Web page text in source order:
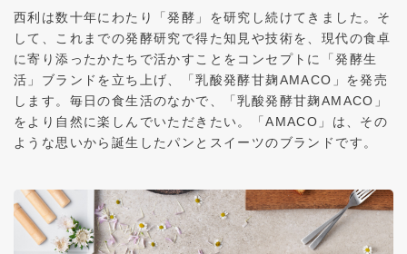
西利は数十年にわたり「発酵」を研究し続けてきました。そ
して、これまでの発酵研究で得た知見や技術を、現代の食卓
に寄り添ったかたちで活かすことをコンセプトに「発酵生
活」ブランドを立ち上げ、「乳酸発酵甘麹AMACO」を発売
します。毎日の食生活のなかで、「乳酸発酵甘麹AMACO」
をより自然に楽しんでいただきたい。「AMACO」は、その
ような思いから誕生したパンとスイーツのブランドです。